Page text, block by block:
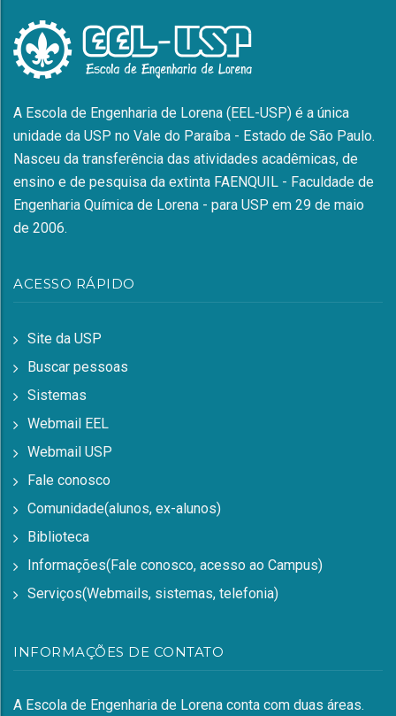
A Escola de Engenharia de Lorena (EEL-USP) é a única
unidade da USP no Vale do Paraíba - Estado de São Paulo.
Nasceu da transferência das atividades acadêmicas, de
ensino e de pesquisa da extinta FAENQUIL - Faculdade de
Engenharia Química de Lorena - para USP em 29 de maio
de 2006.
ACESSO RÁPIDO
Site da USP
Buscar pessoas
Sistemas
Webmail EEL
Webmail USP
Fale conosco
Comunidade(alunos, ex-alunos)
Biblioteca
Informações(Fale conosco, acesso ao Campus)
Serviços(Webmails, sistemas, telefonia)
INFORMAÇÕES DE CONTATO
A Escola de Engenharia de Lorena conta com duas áreas.